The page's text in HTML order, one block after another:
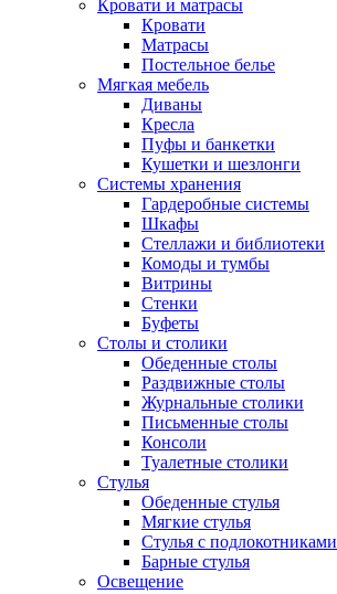
Кровати и матрасы
Кровати
Матрасы
Постельное белье
Мягкая мебель
Диваны
Кресла
Пуфы и банкетки
Кушетки и шезлонги
Системы хранения
Гардеробные системы
Шкафы
Стеллажи и библиотеки
Комоды и тумбы
Витрины
Стенки
Буфеты
Столы и столики
Обеденные столы
Раздвижные столы
Журнальные столики
Письменные столы
Консоли
Туалетные столики
Стулья
Обеденные стулья
Мягкие стулья
Стулья с подлокотниками
Барные стулья
Освещение